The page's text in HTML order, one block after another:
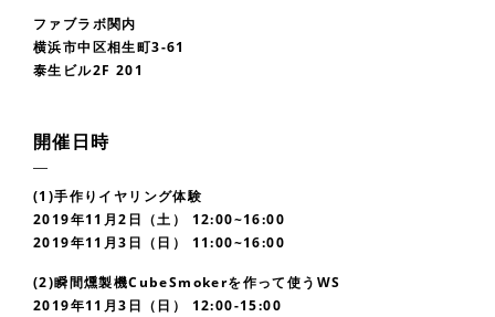
ファブラボ関内
横浜市中区相生町3-61
泰生ビル2F 201
開催日時
(1)手作りイヤリング体験
2019年11月2日（土） 12:00~16:00
2019年11月3日（日） 11:00~16:00
(2)瞬間燻製機CubeSmokerを作って使うWS
2019年11月3日（日） 12:00-15:00